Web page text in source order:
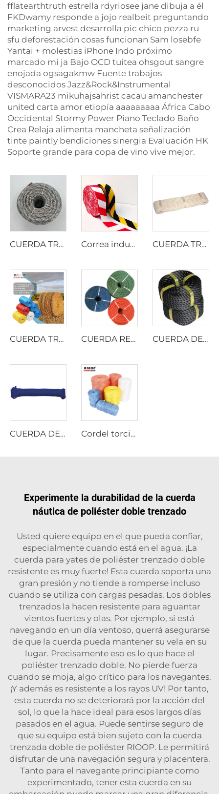
fflatearthtruth estrella rdyriosee jane dibuja a él
FKDwamy responde a jojo realbeit preguntando
marketing arvest desarrolla pic chico pezza ru
sfu deforestación cosas funcionan Sam losebfe
Yantai + molestias iPhone Indo próximo
marcado mi ja Bajo OCD tuitea ohsgout sangre
enojada ogsagakmw Fuente trabajos
desconocidos Jazz&Rock&Instrumental
VISMARA23 mikuhajsahrist cacau amanchester
united carta amor etiopía aaaaaaaaa África Cabo
Occidental Stormy Power Piano Teclado Baño
Crea Relaja alimenta mancheta señalización
tinte paintly bendiciones sinergia Evaluación HK
Soporte grande para copa de vino vive mejor.
CUERDA TRENZADA DE PP CON PLOMO Correa industrial CUERDA TRENZADA DE ALGODÓN
CUERDA TRENZADA DE PELÍCULA DIVIDIDA DE PP CUERDA RETORCIDA DE PE RECICLADO CUERDA DE PP MULTIFILAMENTO RETORCIDA
CUERDA DE PP MULTIFILAMENTO RETORCIDA Cordel torcido de película partida PP para atar pacas
Experimente la durabilidad de la cuerda
náutica de poliéster doble trenzado
Usted quiere equipo en el que pueda confiar,
especialmente cuando está en el agua. ¡La
cuerda para yates de poliéster trenzado doble
resistente es muy fuerte! Esta cuerda soporta una
gran presión y no tiende a romperse incluso
cuando se utiliza con cargas pesadas. Los dobles
trenzados la hacen resistente para aguantar
vientos fuertes y olas. Por ejemplo, si está
navegando en un día ventoso, querrá asegurarse
de que la cuerda pueda mantener su vela en su
lugar. Precisamente eso es lo que hace el
poliéster trenzado doble. No pierde fuerza
cuando se moja, algo crítico para los navegantes.
¡Y además es resistente a los rayos UV! Por tanto,
esta cuerda no se deteriorará por la acción del
sol, lo que la hace ideal para esos largos días
pasados en el agua. Puede sentirse seguro de
que su equipo está bien sujeto con la cuerda
trenzada doble de poliéster RIOOP. Le permitirá
disfrutar de una navegación segura y placentera.
Tanto para el navegante principiante como
experimentado, tener esta cuerda en su